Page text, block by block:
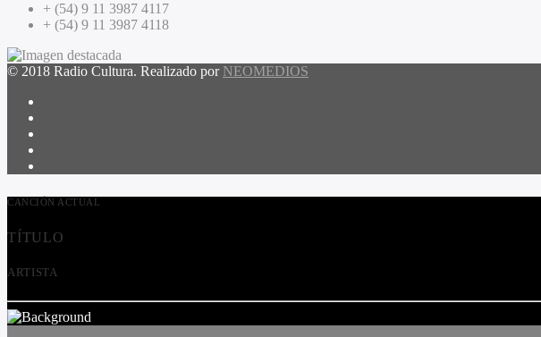
+ (54) 9 11 3987 4117
+ (54) 9 11 3987 4118
© 2018 Radio Cultura. Realizado por NEOMEDIOS
CANCIÓN ACTUAL
TÍTULO
ARTISTA